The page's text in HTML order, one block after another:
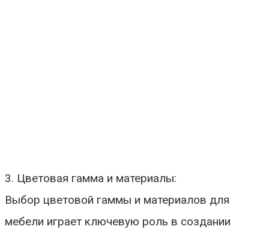
3. Цветовая гамма и материалы:
Выбор цветовой гаммы и материалов для
мебели играет ключевую роль в создании